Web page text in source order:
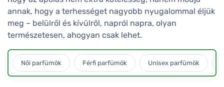
annak, hogy a terhességet nagyobb nyugalommal éljük
meg – belülről és kívülről, napról napra, olyan
természetesen, ahogyan csak lehet.
Női parfümök Férfi parfümök Unisex parfümök